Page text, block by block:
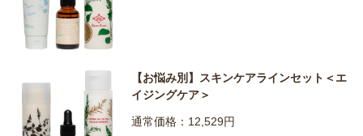
【お悩み別】スキンケアラインセット＜エ
イジングケア＞
通常価格：12,529円